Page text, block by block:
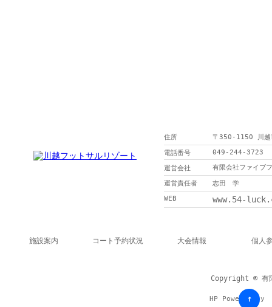
住所
〒350-1150 川
電話番号
049-244-3723
運営会社
有限会社ファイブ
運営責任者
志田 学
WEB
www.54-
施設案内 コート予約状況 大会情報 個人
Copyright © 有
HP Powered by
↑